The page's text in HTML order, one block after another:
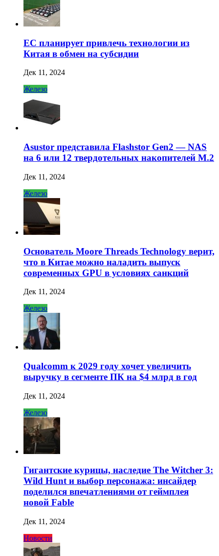
ЕС планирует привлечь технологии из
Китая в обмен на субсидии
Дек 11, 2024
Железо
Asustor представила Flashstor Gen2 — NAS
на 6 или 12 твердотельных накопителей M.2
Дек 11, 2024
Железо
Основатель Moore Threads Technology верит,
что в Китае можно наладить выпуск
современных GPU в условиях санкций
Дек 11, 2024
Железо
Qualcomm к 2029 году хочет увеличить
выручку в сегменте ПК на $4 млрд в год
Дек 11, 2024
Железо
Гигантские курицы, наследие The Witcher 3:
Wild Hunt и выбор персонажа: инсайдер
поделился впечатлениями от геймплея
новой Fable
Дек 11, 2024
Новости